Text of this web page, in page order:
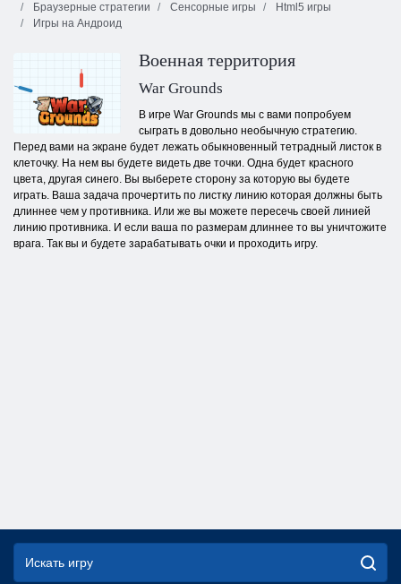
Браузерные стратегии
Сенсорные игры
Html5 игры
Игры на Андроид
Военная территория
War Grounds
В игре War Grounds мы с вами попробуем
сыграть в довольно необычную стратегию.
Перед вами на экране будет лежать обыкновенный тетрадный листок в
клеточку. На нем вы будете видеть две точки. Одна будет красного
цвета, другая синего. Вы выберете сторону за которую вы будете
играть. Ваша задача прочертить по листку линию которая должны быть
длиннее чем у противника. Или же вы можете пересечь своей линией
линию противника. И если ваша по размерам длиннее то вы уничтожите
врага. Так вы и будете зарабатывать очки и проходить игру.